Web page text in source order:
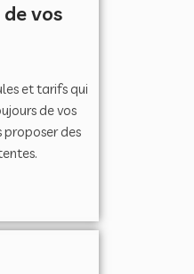
vos
et tarifs qui
de vos
proposer des